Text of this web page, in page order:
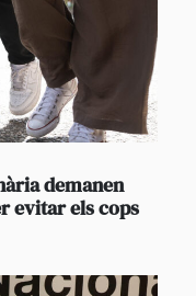
demanen
evitar els cops